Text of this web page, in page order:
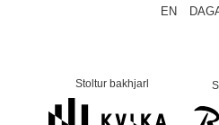
EN
Stoltur bakhjarl